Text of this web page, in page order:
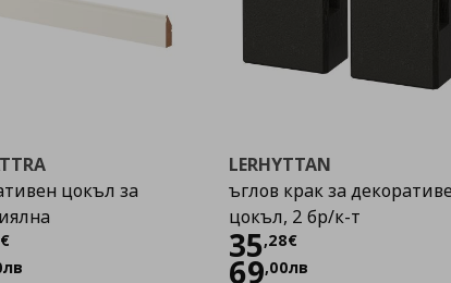
цокъл за
€
лв
LERHYTTAN
ъглов крак за
цокъл, 2 бр/к-т
35,28€
Цена
69,00лв